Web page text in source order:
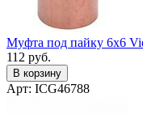
Муфта под пайку 6x6
112 руб.
В корзину
Арт: ICG46788